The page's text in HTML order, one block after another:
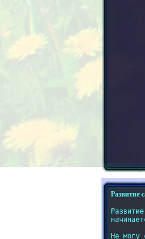
Развитие
Не могу